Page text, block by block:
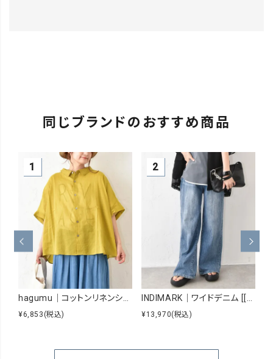
同じブランドのおすすめ商品
¥6,853 (税込) ¥13,970(税込)